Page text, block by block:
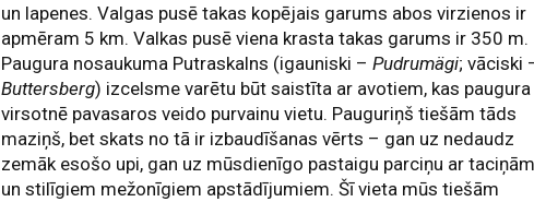
un lapenes. Valgas pusē takas kopējais garums abos virzienos ir
apmēram 5 km. Valkas pusē viena krasta takas garums ir 350 m.
Paugura nosaukuma Putraskalns (igauniski –Pudrumägi; vāciski
Buttersberg) izcelsme varētu būt saistīta ar avotiem, kas paugura
virsotnē pavasaros veido purvainu vietu. Pauguriņš tiešām tāds
maziņš, bet skats no tā ir izbaudīšanas vērts – gan uz nedaudz
zemāk esošo upi, gan uz mūsdienīgo pastaigu parciņu ar taciņām
un stilīgiem mežonīgiem apstādījumiem. Šī vieta mūs tiešām